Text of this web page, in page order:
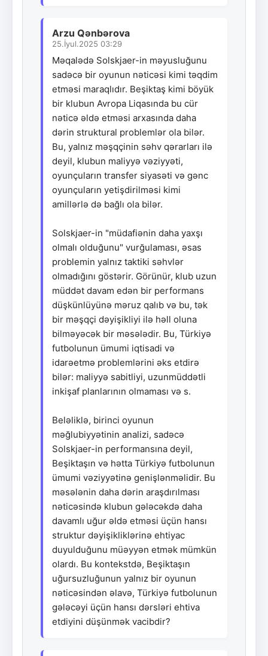
Arzu Qənbərova
25.İyul.2025 03:29
Məqalədə Solskjaer-in məyusluğunu
sadəcə bir oyunun nəticəsi kimi təqdim
etməsi maraqlıdır. Beşiktaş kimi böyük
bir klubun Avropa Liqasında bu cür
nəticə əldə etməsi arxasında daha
dərin struktural problemlər ola bilər.
Bu, yalnız məşqçinin səhv qərarları ilə
deyil, klubun maliyyə vəziyyəti,
oyunçuların transfer siyasəti və gənc
oyunçuların yetişdirilməsi kimi
amillərlə də bağlı ola bilər.
Solskjaer-in "müdafiənin daha yaxşı
olmalı olduğunu" vurğulaması, əsas
problemin yalnız taktiki səhvlər
olmadığını göstərir. Görünür, klub uzun
müddət davam edən bir performans
düşkünlüyünə məruz qalıb və bu, tək
bir məşqçi dəyişikliyi ilə həll oluna
bilməyəcək bir məsələdir. Bu, Türkiyə
futbolunun ümumi iqtisadi və
idarəetmə problemlərini əks etdirə
bilər: maliyyə sabitliyi, uzunmüddətli
inkişaf planlarının olmaması və s.
Beləliklə, birinci oyunun
məğlubiyyətinin analizi, sadəcə
Solskjaer-in performansına deyil,
Beşiktaşın və hətta Türkiyə futbolunun
ümumi vəziyyətinə genişlənməlidir. Bu
məsələnin daha dərin araşdırılması
nəticəsində klubun gələcəkdə daha
davamlı uğur əldə etməsi üçün hansı
struktur dəyişikliklərinə ehtiyac
duyulduğunu müəyyən etmək mümkün
olardı. Bu kontekstdə, Beşiktaşın
uğursuzluğunun yalnız bir oyunun
nəticəsindən əlavə, Türkiyə futbolunun
gələcəyi üçün hansı dərsləri ehtiva
etdiyini düşünmək vacibdir?